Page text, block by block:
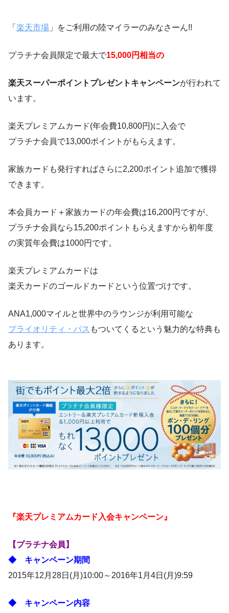
「 楽天市場 」をご利用の陸マイラーのみなさーん!!
プラチナ会員限定で最大で15,000円相当の
楽天スーパーポイントプレゼントキャンペーンが行われて
います。
楽天プレミアムカード(年会費10,800円)に入会で
プラチナ会員で13,000ポイントがもらえます。
家族カードも発行すればさらに2,200ポイント追加で獲得
できます。
本会員カード＋家族カードの年会費は16,200円ですが、
プラチナ会員なら15,200ポイントもらえますから初年度
の実質年会費は1000円です。
楽天プレミアムカードは
楽天カードのゴールドカードという位置づけです。
ANA1,000マイルと世界中のラウンジが利用可能な
プライオリティ・パス もついてくるという魅力的な特典も
あります。
『楽天プレミアムカード入会キャンペーン』
【プラチナ会員】
◆ キャンペーン期間
2015年12月28日(月)10:00～2016年1月4日(月)9:59
◆ キャンペーン内容